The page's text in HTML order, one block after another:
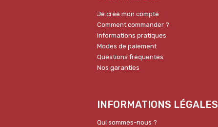
Je créé mon compte
Comment commander ?
Informations pratiques
Modes de paiement
Questions fréquentes
Nos garanties
INFORMATIONS LÉGALES
Qui sommes-nous ?